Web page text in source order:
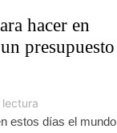
hacer en
presupuesto
estos días el mundo